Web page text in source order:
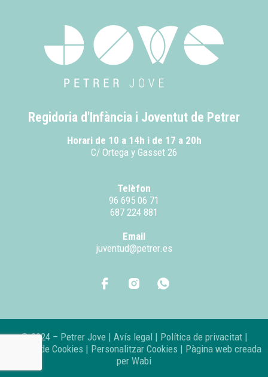
Regidoria d'Infància i Joventut de Petrer
Horari de 10 a 14h i de 17 a 20h
C/ Ortega y Gasset 26
Telèfon
96 695 06 71
687 224 881
Email
juventud@petrer.es
© 2024 – Petrer Jove | Avís legal | Política de privacitat |
Política de Cookies | Personalitzar Cookies | Pàgina web creada
per Wabi